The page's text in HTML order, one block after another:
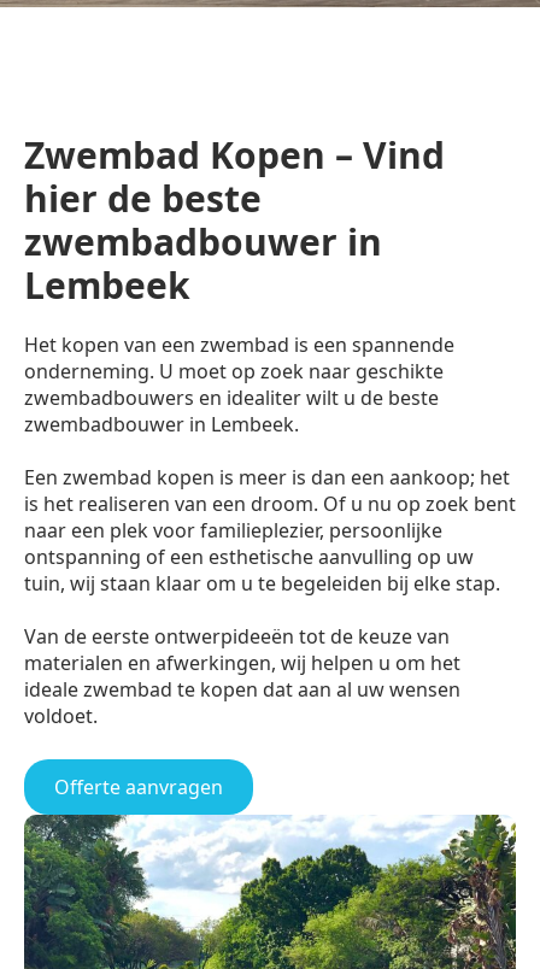
Zwembad Kopen – Vind
hier de beste
zwembadbouwer in
Lembeek
Het kopen van een zwembad is een spannende
onderneming. U moet op zoek naar geschikte
zwembadbouwers en idealiter wilt u de beste
zwembadbouwer in Lembeek.
Een zwembad kopen is meer is dan een aankoop; het
is het realiseren van een droom. Of u nu op zoek bent
naar een plek voor familieplezier, persoonlijke
ontspanning of een esthetische aanvulling op uw
tuin, wij staan klaar om u te begeleiden bij elke stap.
Van de eerste ontwerpideeën tot de keuze van
materialen en afwerkingen, wij helpen u om het
ideale zwembad te kopen dat aan al uw wensen
voldoet.
Offerte aanvragen